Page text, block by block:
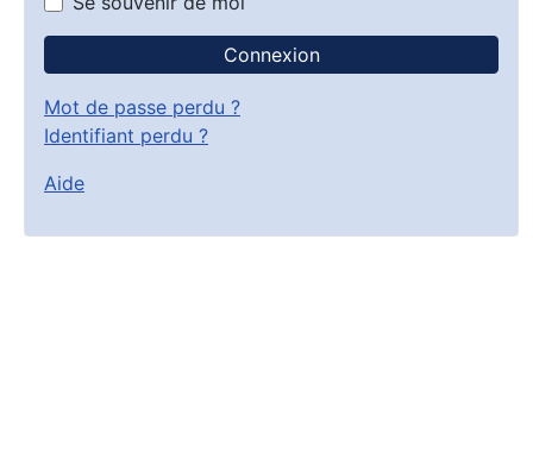
Connexion
Mot de passe perdu ?
Identifiant perdu ?
Aide